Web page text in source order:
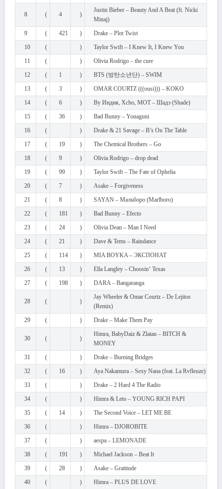
8 ( 4 )
Justin Bieber – Beauty And A Beat (ft. Nicki
Minaj)
9
( 421 )
Drake – Plot Twist
10
( )
Taylor Swift – I Knew It, I Knew You
11
( )
Olivia Rodrigo – the cure
12
( 1 )
BTS (방탄소년단) – SWIM
13
( 3 )
OMAR COURTZ (((ousi))) – KOKO
14
( 6 )
By Индия, Xcho, МОТ – Шадэ (Shade)
15
( 36 )
Bad Bunny – Yonaguni
16
( )
Drake & 21 Savage – B’s On The Table
17
( 19 )
The Chemical Brothers – Go
18
( 9 )
Olivia Rodrigo – drop dead
19
( 99 )
Taylor Swift – The Fate of Ophelia
20
( 7 )
Asake – Forgiveness
21
( 8 )
SAYAN – Мальборо (Marlboro)
22
( 181 )
Bad Bunny – Efecto
23
( 24 )
Olivia Dean – Man I Need
24
( 21 )
Dave & Tems – Raindance
25
( 114 )
MIA BOYKA – ЭКСПОНАТ
26
( 13 )
Ella Langley – Choosin‘ Texas
27
( 198 ) DARA – Bangaranga
28 ( )
Jay Wheeler & Omar Courtz – De Lejitos
(Remix)
29
( ) Drake – Make Them Pay
30 ( )
Himra, BabyDaiz & Zlatan – BITCH &
MONEY
31
( )
Drake – Burning Bridges
32
( 16 )
Aya Nakamura – Sexy Nana (feat. La Rvfleuze)
33
( )
Drake – 2 Hard 4 The Radio
34
( )
Himra & Leto – YOUNG RICH PAPI
35
( 14 )
The Second Voice – LET ME BE
36
( )
Himra – DJOROBITE
37
( )
aespa – LEMONADE
38
( 191 )
Michael Jackson – Beat It
39
( 28 )
Asake – Gratitude
40
( ) Himra – PLUS DE LOVE